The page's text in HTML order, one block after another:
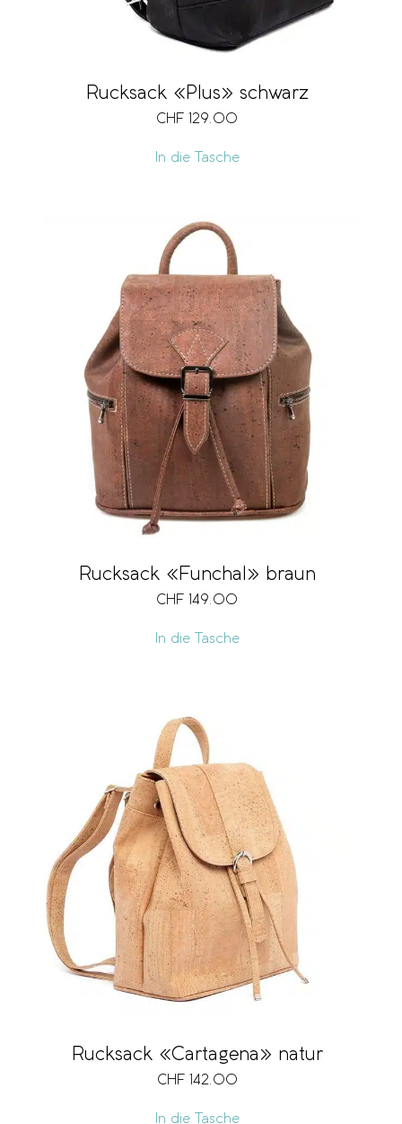
Rucksack «Plus» schwarz
CHF 129.00
In die Tasche
Rucksack «Funchal» braun
CHF 149.00
In die Tasche
Rucksack «Cartagena» natur
CHF 142.00
In die Tasche